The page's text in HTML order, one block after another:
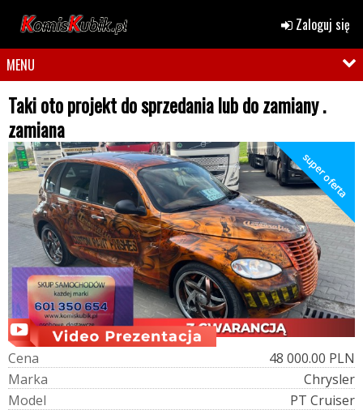
Zaloguj się
MENU
Taki oto projekt do sprzedania lub do zamiany .
zamiana
super oferta
Cena
48 000.00 PLN
Marka
Chrysler
Model
PT Cruiser